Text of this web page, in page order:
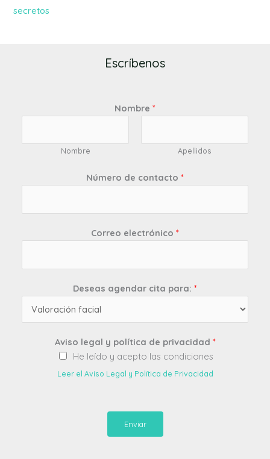
secretos
Escríbenos
Nombre *
Nombre Apellidos
Número de contacto *
Correo electrónico *
Deseas agendar cita para: *
Aviso legal y política de privacidad *
He leído y acepto las condiciones
Leer el Aviso Legal y Política de Privacidad
Enviar